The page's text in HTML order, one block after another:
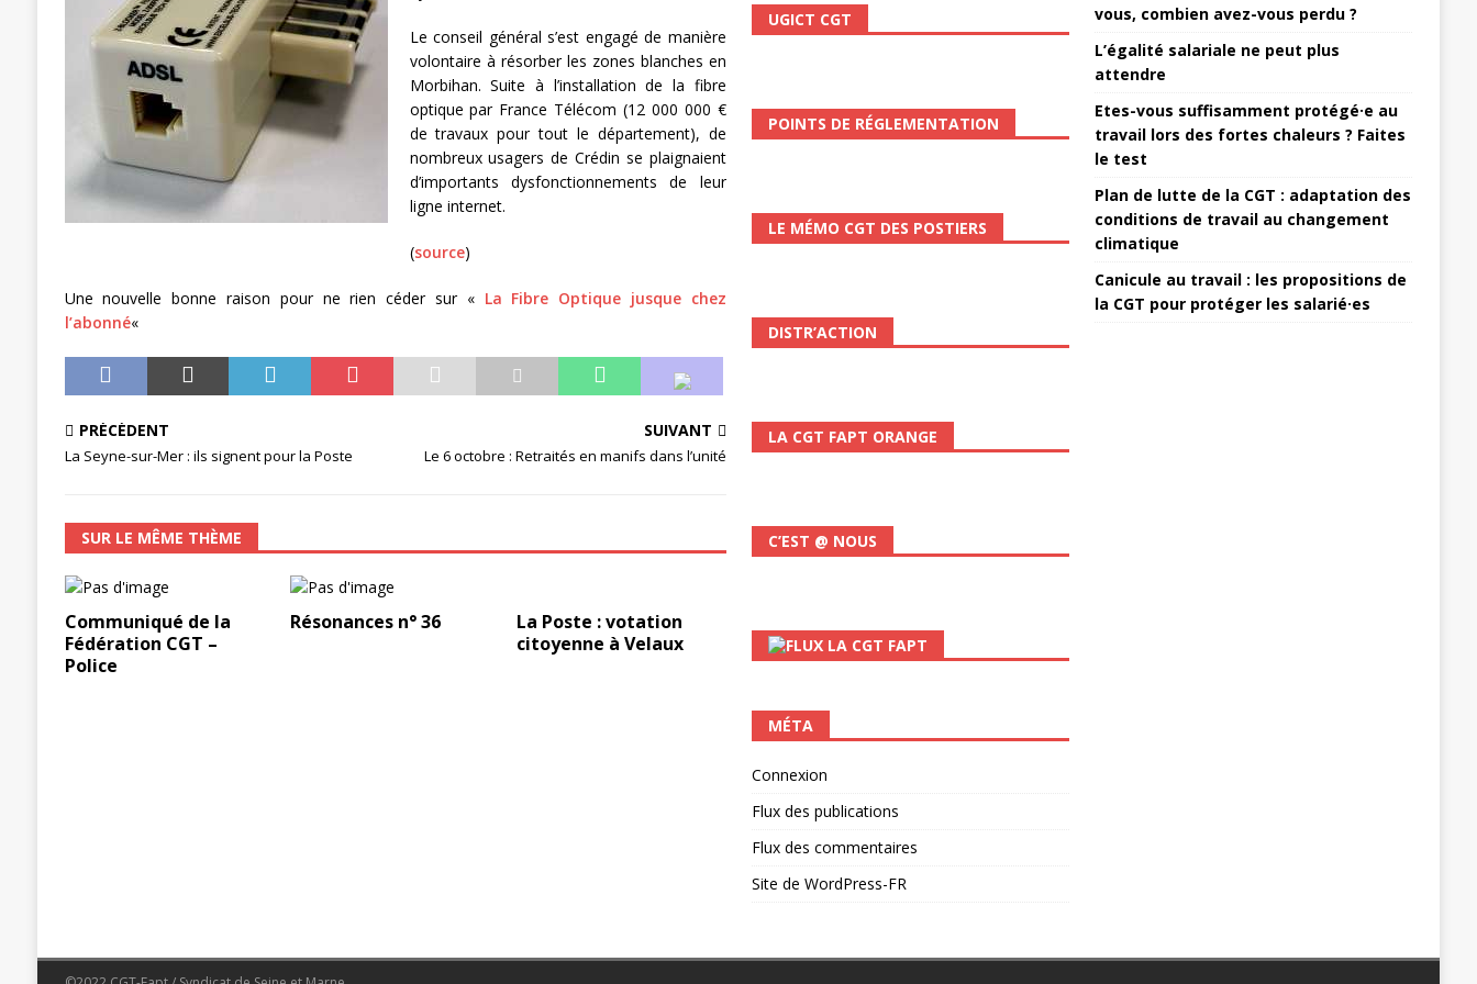
[ 11 septembre 2025 ]
Chronopost – ChronoScope n°126
AUTRES TRACTS
[ 27 avril 2024 ]
1er MAI 2024 ACTUALITÉ
Le conseil général s’est engagé de manière
volontaire à résorber les zones blanches en
Morbihan. Suite à l’installation de la fibre
optique par France Télécom (12 000 000 €
de travaux pour tout le département), de
nombreux usagers de Crédin se plaignaient
d’importants dysfonctionnements de leur
ligne internet.
(source)
Une nouvelle bonne raison pour ne rien céder sur « La Fibre Optique jusque chez
l’abonné«
PRÉCÉDENT
La Seyne-sur-Mer : ils signent pour la Poste
SUIVANT
Le 6 octobre : Retraités en manifs dans l’unité
SUR LE MÊME THÈME
Communiqué de la
Fédération CGT –
Police
Résonances n° 36
La Poste : votation
citoyenne à Velaux
UGICT CGT
POINTS DE RÉGLEMENTATION
LE MÉMO CGT DES POSTIERS
DISTR’ACTION
LA CGT FAPT ORANGE
C’EST @ NOUS
LA CGT FAPT
MÉTA
Connexion
Flux des publications
Flux des commentaires
Site de WordPress-FR
vous, combien avez-vous perdu ?
L’égalité salariale ne peut plus
attendre
Etes-vous suffisamment protégé·e au
travail lors des fortes chaleurs ? Faites
le test
Plan de lutte de la CGT : adaptation des
conditions de travail au changement
climatique
Canicule au travail : les propositions de
la CGT pour protéger les salarié·es